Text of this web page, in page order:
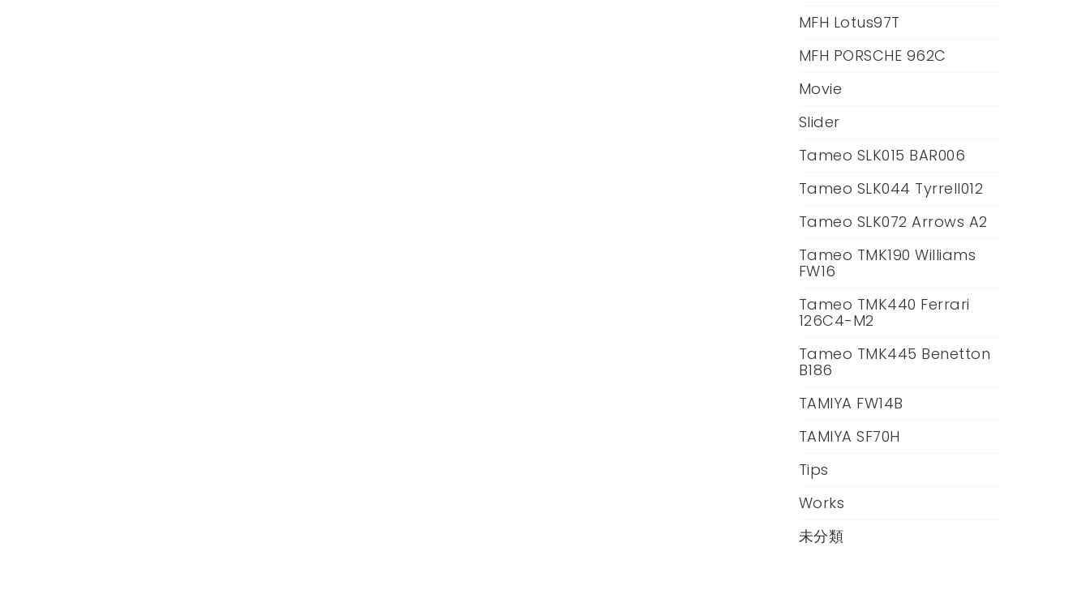
MFH Lotus97T
MFH PORSCHE 962C
Movie
Slider
Tameo SLK015 BAR006
Tameo SLK044 Tyrrell012
Tameo SLK072 Arrows A2
Tameo TMK190 Williams
FW16
Tameo TMK440 Ferrari
126C4-M2
Tameo TMK445 Benetton
B186
TAMIYA FW14B
TAMIYA SF70H
Tips
Works
未分類